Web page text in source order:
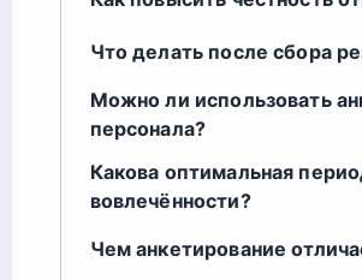
Что делать после сбора
Можно ли использовать
персонала?
Какова оптимальная
вовлечённости?
Чем анкетирование